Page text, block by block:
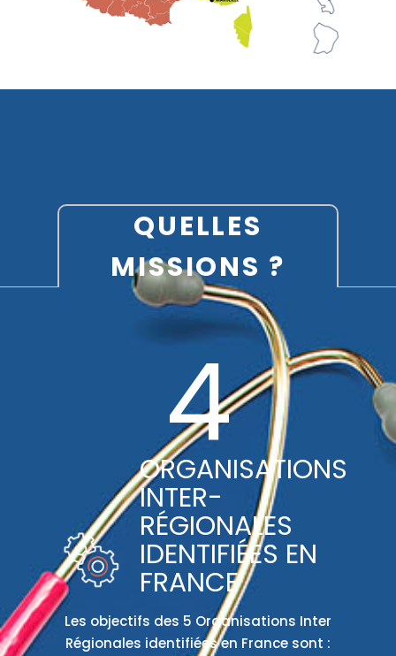
QUELLES
MISSIONS ?
5
ORGANISATIONS
INTER-
RÉGIONALES
IDENTIFIÉES EN
FRANCE
Les objectifs des 5 Organisations Inter
Régionales identifiées en France sont :